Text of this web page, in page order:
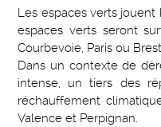
Les espaces verts jouent
espaces verts seront
Courbevoie, Paris ou
Dans un contexte de
intense, un tiers des
réchauffement
Valence et Perpignan.